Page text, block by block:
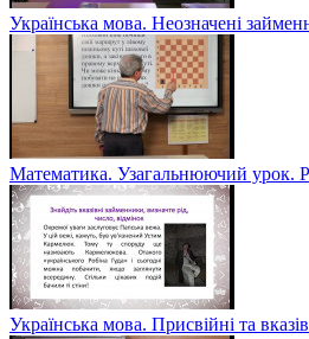
Українська мова. Неозначені
Математика. Узагальнюючий урок.
Українська мова. Присвійні та